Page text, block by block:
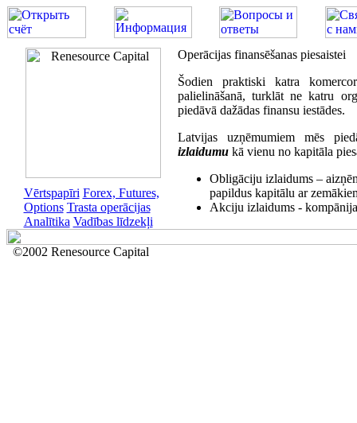
Vērtspapīri Forex, Futures,
Options Trasta operācijas
Analītika Vadības līdzekļi
Operācijas finansēšanas piesaistei
Šodien praktiski katra
palielināšanā, turklāt ne katru
piedāvā dažādas finansu iestādes.
Latvijas uzņēmumiem mēs
izlaidumu kā vienu no kapitāla
Obligāciju izlaidums –
papildus kapitālu ar
Akciju izlaidums -
©2002 Renesource Capital